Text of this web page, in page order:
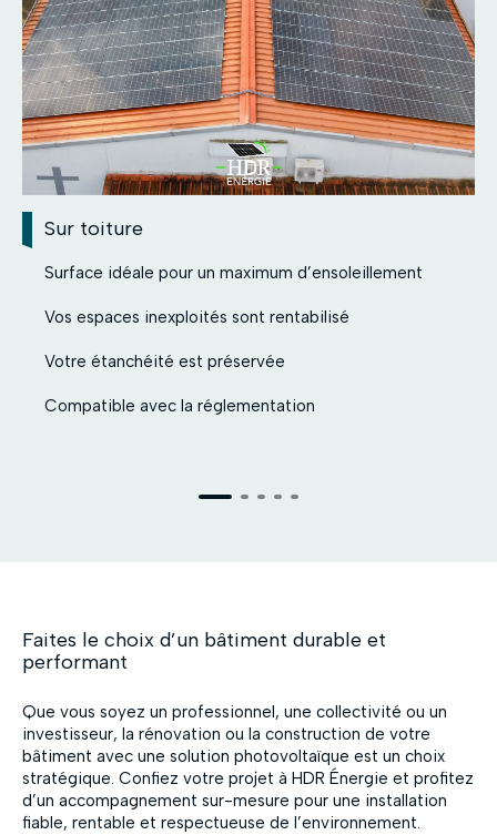
Sur toiture
Surface idéale pour un maximum d’ensoleillement
Vos espaces inexploités sont rentabilisé
Votre étanchéité est préservée
Compatible avec la réglementation
Faites le choix d’un bâtiment durable et
performant
Que vous soyez un professionnel, une collectivité ou un
investisseur, la rénovation ou la construction de votre
bâtiment avec une solution photovoltaïque est un choix
stratégique. Confiez votre projet à HDR Énergie et profitez
d’un accompagnement sur-mesure pour une installation
fiable, rentable et respectueuse de l’environnement.